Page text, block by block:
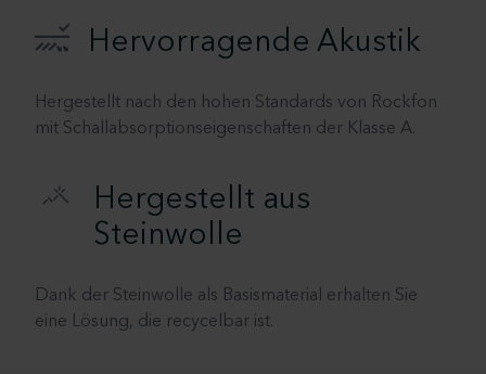
Hervorragende Akustik
Hergestellt nach den hohen Standards von Rockfon
mit Schallabsorptionseigenschaften der Klasse A.
Hergestellt aus
Steinwolle
Dank der Steinwolle als Basismaterial erhalten Sie
eine Lösung, die recycelbar ist.